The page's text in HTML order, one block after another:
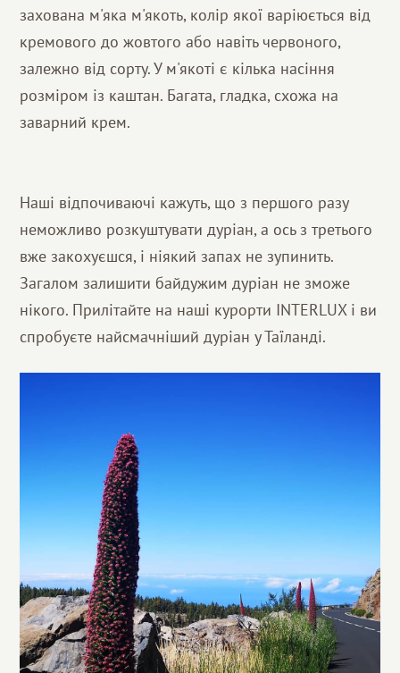
захована м'яка м'якоть, колір якої варіюється від
кремового до жовтого або навіть червоного,
залежно від сорту. У м'якоті є кілька насіння
розміром із каштан. Багата, гладка, схожа на
заварний крем.
Наші відпочиваючі кажуть, що з першого разу
неможливо розкуштувати дуріан, а ось з третього
вже закохуєшся, і ніякий запах не зупинить.
Загалом залишити байдужим дуріан не зможе
нікого. Прилітайте на наші курорти INTERLUX і ви
спробуєте найсмачніший дуріан у Таїланді.